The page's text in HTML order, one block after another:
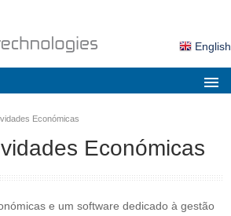
English
Económicas
Económicas
e um software dedicado à gestão